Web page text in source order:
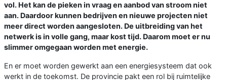
vol. Het kan de pieken in vraag en aanbod van stroom niet
aan. Daardoor kunnen bedrijven en nieuwe projecten niet
meer direct worden aangesloten. De uitbreiding van het
netwerk is in volle gang, maar kost tijd. Daarom moet er nu
slimmer omgegaan worden met energie.
En er moet worden gewerkt aan een energiesysteem dat ook
werkt in de toekomst. De provincie pakt een rol bij ruimtelijke